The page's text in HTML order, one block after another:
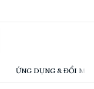
ỨNG DỤNG & ĐỔI